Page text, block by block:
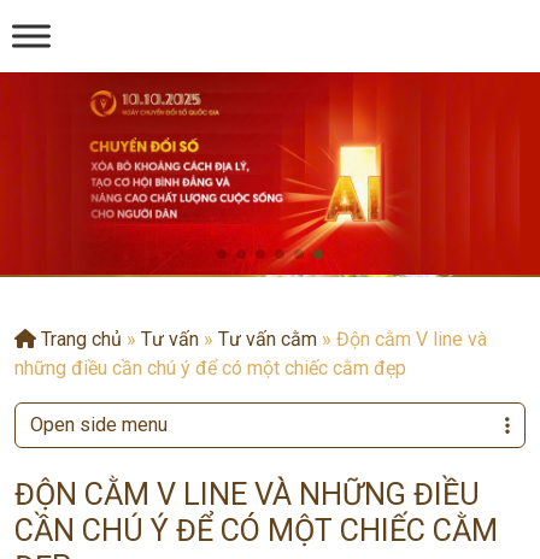
Trang chủ » Tư vấn » Tư vấn cằm » Độn cằm V line và
những điều cần chú ý để có một chiếc cằm đẹp
ĐỘN CẰM V LINE VÀ NHỮNG ĐIỀU
CẦN CHÚ Ý ĐỂ CÓ MỘT CHIẾC CẰM
Open side menu